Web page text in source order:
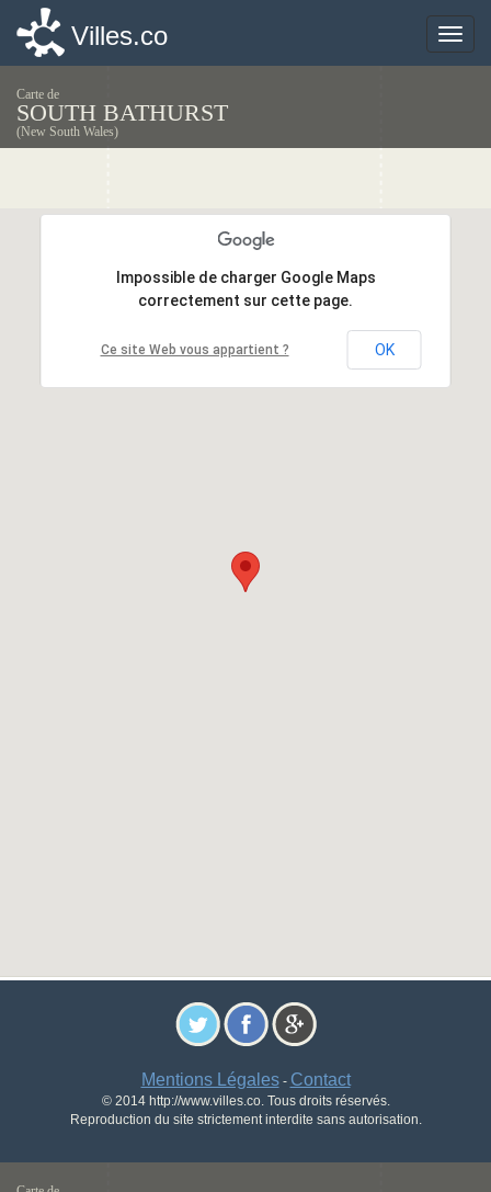
Toggle
Villes.co
Carte de
SOUTH BATHURST
(New South Wales)
Impossible de charger Google Maps
correctement sur cette page.
Ce site Web vous appartient ? OK
Impossible de charger Google Maps
correctement sur cette page.
Ce site Web vous appartient ? OK
Mentions Légales- Contact
© 2014 http://www.villes.co. Tous droits réservés.
Reproduction du site strictement interdite sans autorisation.
Toggle
Villes.co